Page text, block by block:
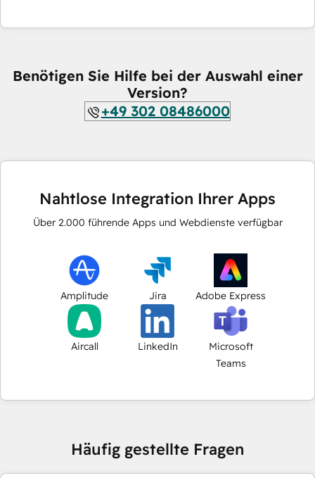
Benötigen Sie Hilfe bei der Auswahl einer
Version?
+49 302 08486000
Nahtlose Integration Ihrer Apps
Über 2.000 führende Apps und Webdienste verfügbar
Amplitude Jira Adobe Express
Aircall LinkedIn
Microsoft
Teams
Häufig gestellte Fragen